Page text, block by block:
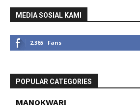
MEDIA SOSIAL KAMI
2,365 Fans
POPULAR CATEGORIES
MANOKWARI